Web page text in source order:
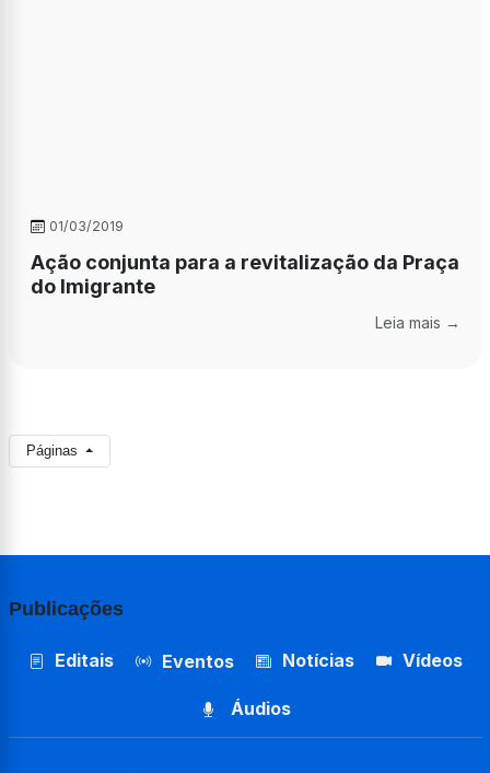
01/03/2019
Ação conjunta para a revitalização da Praça
do Imigrante
Leia mais →
Páginas
Publicações
Editais Eventos Notícias Vídeos
Áudios